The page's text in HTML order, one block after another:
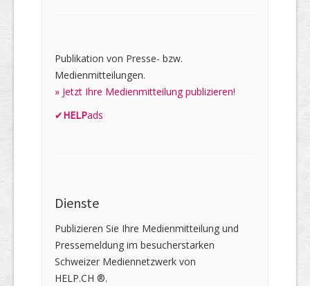
Publikation von Presse- bzw.
Medienmitteilungen.
» Jetzt Ihre Medienmitteilung publizieren!
✔HELPads
Dienste
Publizieren Sie Ihre Medienmitteilung und
Pressemeldung im besucherstarken
Schweizer Mediennetzwerk von
HELP.CH ®.